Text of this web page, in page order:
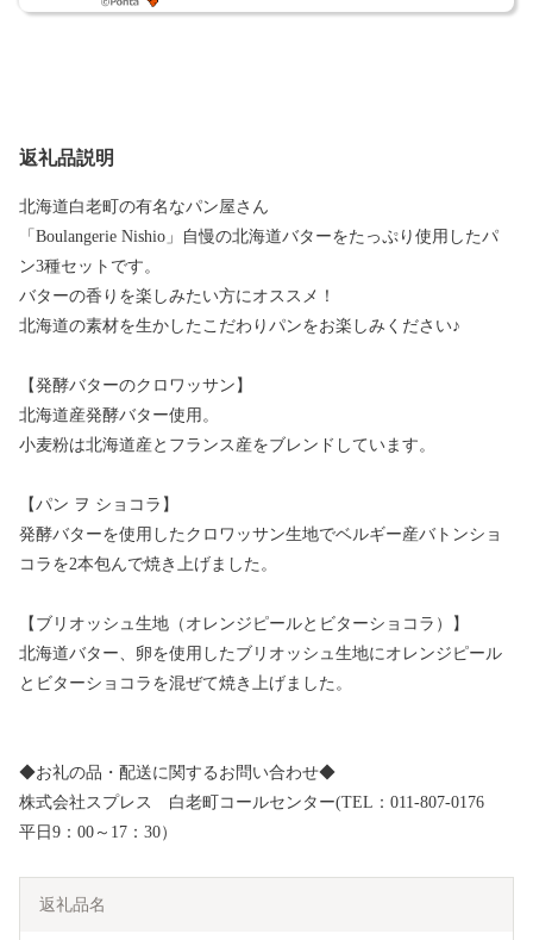
返礼品説明
北海道白老町の有名なパン屋さん
「Boulangerie Nishio」自慢の北海道バターをたっぷり使用したパ
ン3種セットです。
バターの香りを楽しみたい方にオススメ！
北海道の素材を生かしたこだわりパンをお楽しみください♪
【発酵バターのクロワッサン】
北海道産発酵バター使用。
小麦粉は北海道産とフランス産をブレンドしています。
【パン ヲ ショコラ】
発酵バターを使用したクロワッサン生地でベルギー産バトンショ
コラを2本包んで焼き上げました。
【ブリオッシュ生地（オレンジピールとビターショコラ）】
北海道バター、卵を使用したブリオッシュ生地にオレンジピール
とビターショコラを混ぜて焼き上げました。
◆お礼の品・配送に関するお問い合わせ◆
株式会社スプレス 白老町コールセンター(TEL：011-807-0176
平日9：00～17：30）
返礼品名